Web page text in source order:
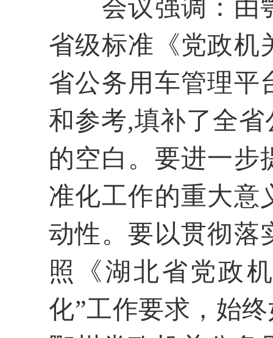
会议强调：由
省级标准《党政机
省公务用车管理平
和参考,填补了全
的空白。要进一步
准化工作的重大意
动性。要以贯彻落
照《湖北省党政
化”工作要求 ，始